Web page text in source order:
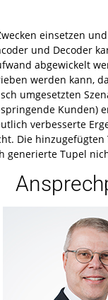
einsetzen
und Decoder
abgewickelt
werden kann,
umgesetzten
verbesserte
Die
generierte Tupel